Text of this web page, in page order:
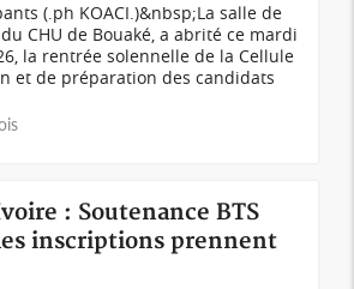
(.ph KOACI.)&nbsp;La salle de
CHU de Bouaké, a abrité ce mardi
la rentrée solennelle de la Cellule
et de préparation des candidats
: Soutenance BTS
inscriptions prennent